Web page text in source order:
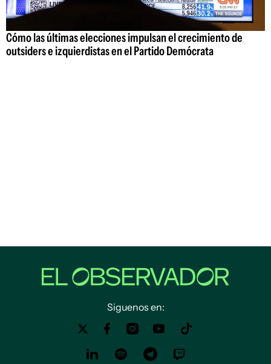
Cómo las últimas elecciones impulsan el crecimiento de
outsiders e izquierdistas en el Partido Demócrata
Siguenos en: